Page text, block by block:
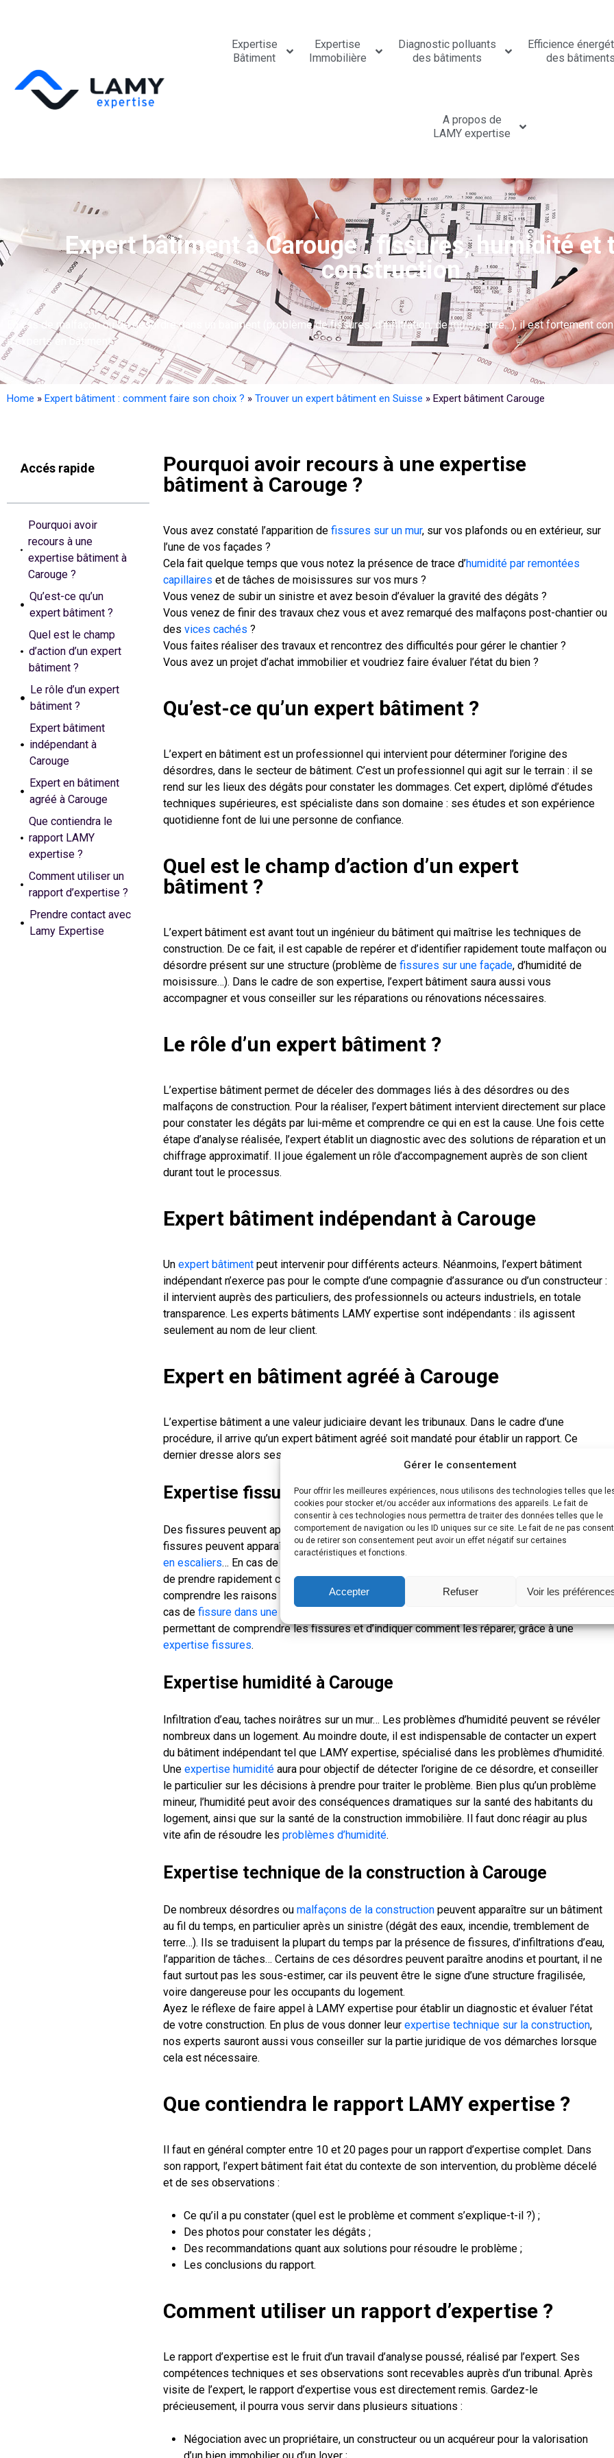
Gérer le consentement
Pour offrir les meilleures expériences, nous utilisons des technologies telles que
cookies pour stocker et/ou accéder aux informations des appareils. Le fait de
consentir à ces technologies nous permettra de traiter des données telles que le
comportement de navigation ou les ID uniques sur ce site. Le fait de ne pas
ou de retirer son consentement peut avoir un effet négatif sur certaines
caractéristiques et fonctions.
Accepter Refuser Voir les
Expertise
Bâtiment
Expertise
Immobilière
Diagnostic polluants
des bâtiments
Efficience
des
A propos de
LAMY expertise
Expert bâtiment à Carouge : fissures, humidité et
construction
En cas de malfaçon ou de désordre dans un bâtiment (problème de fissures, d’infiltration, de moisissure…), il est fortement
d’experts en bâtiment.
Home » Expert bâtiment : comment faire son choix ? » Trouver un expert bâtiment en Suisse » Expert bâtiment Carouge
Accés rapide
Pourquoi avoir
recours à une
expertise bâtiment à
Carouge ?
Qu’est-ce qu’un
expert bâtiment ?
Quel est le champ
d’action d’un expert
bâtiment ?
Le rôle d’un expert
bâtiment ?
Expert bâtiment
indépendant à
Carouge
Expert en bâtiment
agréé à Carouge
Que contiendra le
rapport LAMY
expertise ?
Comment utiliser un
rapport d’expertise ?
Prendre contact avec
Lamy Expertise
Pourquoi avoir recours à une expertise
bâtiment à Carouge ?
Vous avez constaté l’apparition de fissures sur un mur, sur vos plafonds ou en extérieur, sur
l’une de vos façades ?
Cela fait quelque temps que vous notez la présence de trace d’humidité par remontées
capillaires et de tâches de moisissures sur vos murs ?
Vous venez de subir un sinistre et avez besoin d’évaluer la gravité des dégâts ?
Vous venez de finir des travaux chez vous et avez remarqué des malfaçons post-chantier ou
des vices cachés ?
Vous faites réaliser des travaux et rencontrez des difficultés pour gérer le chantier ?
Vous avez un projet d’achat immobilier et voudriez faire évaluer l’état du bien ?
Qu’est-ce qu’un expert bâtiment ?
L’expert en bâtiment est un professionnel qui intervient pour déterminer l’origine des
désordres, dans le secteur de bâtiment. C’est un professionnel qui agit sur le terrain : il se
rend sur les lieux des dégâts pour constater les dommages. Cet expert, diplômé d’études
techniques supérieures, est spécialiste dans son domaine : ses études et son expérience
quotidienne font de lui une personne de confiance.
Quel est le champ d’action d’un expert
bâtiment ?
L’expert bâtiment est avant tout un ingénieur du bâtiment qui maîtrise les techniques de
construction. De ce fait, il est capable de repérer et d’identifier rapidement toute malfaçon ou
désordre présent sur une structure (problème de fissures sur une façade, d’humidité de
moisissure…). Dans le cadre de son expertise, l’expert bâtiment saura aussi vous
accompagner et vous conseiller sur les réparations ou rénovations nécessaires.
Le rôle d’un expert bâtiment ?
L’expertise bâtiment permet de déceler des dommages liés à des désordres ou des
malfaçons de construction. Pour la réaliser, l’expert bâtiment intervient directement sur place
pour constater les dégâts par lui-même et comprendre ce qui en est la cause. Une fois cette
étape d’analyse réalisée, l’expert établit un diagnostic avec des solutions de réparation et un
chiffrage approximatif. Il joue également un rôle d’accompagnement auprès de son client
durant tout le processus.
Expert bâtiment indépendant à Carouge
Un expert bâtiment peut intervenir pour différents acteurs. Néanmoins, l’expert bâtiment
indépendant n’exerce pas pour le compte d’une compagnie d’assurance ou d’un constructeur :
il intervient auprès des particuliers, des professionnels ou acteurs industriels, en totale
transparence. Les experts bâtiments LAMY expertise sont indépendants : ils agissent
seulement au nom de leur client.
Expert en bâtiment agréé à Carouge
L’expertise bâtiment a une valeur judiciaire devant les tribunaux. Dans le cadre d’une
procédure, il arrive qu’un expert bâtiment agréé soit mandaté pour établir un rapport. Ce
dernier dresse alors ses observations et ses conclusions avant de les restituer au tribunal.
Expertise fissure à Carouge
Des fissures peuvent apparaître sur les constructions immobilières. Différents types de
fissures peuvent apparaître : des fissures horizontales, des fissures verticales, des
en escaliers… En cas de fissures sur un mur, une façade ou de
de prendre rapidement contact avec un expert du bâtiment indépendant LAMY expertise pour
comprendre les raisons liées à l’apparition de fissures. L’expert du bâtiment est qualifié en
cas de fissure dans une maison
permettant de comprendre les fissures et d’indiquer comment les réparer, grâce à une
expertise fissures.
Expertise humidité à Carouge
Infiltration d’eau, taches noirâtres sur un mur… Les problèmes d’humidité peuvent se révéler
nombreux dans un logement. Au moindre doute, il est indispensable de contacter un expert
du bâtiment indépendant tel que LAMY expertise, spécialisé dans les problèmes d’humidité.
Une expertise humidité aura pour objectif de détecter l’origine de ce désordre, et conseiller
le particulier sur les décisions à prendre pour traiter le problème. Bien plus qu’un problème
mineur, l’humidité peut avoir des conséquences dramatiques sur la santé des habitants du
logement, ainsi que sur la santé de la construction immobilière. Il faut donc réagir au plus
vite afin de résoudre les problèmes d’humidité.
Expertise technique de la construction à Carouge
De nombreux désordres ou malfaçons de la construction peuvent apparaître sur un bâtiment
au fil du temps, en particulier après un sinistre (dégât des eaux, incendie, tremblement de
terre…). Ils se traduisent la plupart du temps par la présence de fissures, d’infiltrations d’eau,
l’apparition de tâches… Certains de ces désordres peuvent paraître anodins et pourtant, il ne
faut surtout pas les sous-estimer, car ils peuvent être le signe d’une structure fragilisée,
voire dangereuse pour les occupants du logement.
Ayez le réflexe de faire appel à LAMY expertise pour établir un diagnostic et évaluer l’état
de votre construction. En plus de vous donner leur expertise technique sur la construction,
nos experts sauront aussi vous conseiller sur la partie juridique de vos démarches lorsque
cela est nécessaire.
Que contiendra le rapport LAMY expertise ?
Il faut en général compter entre 10 et 20 pages pour un rapport d’expertise complet. Dans
son rapport, l’expert bâtiment fait état du contexte de son intervention, du problème décelé
et de ses observations :
Ce qu’il a pu constater (quel est le problème et comment s’explique-t-il ?) ;
Des photos pour constater les dégâts ;
Des recommandations quant aux solutions pour résoudre le problème ;
Les conclusions du rapport.
Comment utiliser un rapport d’expertise ?
Le rapport d’expertise est le fruit d’un travail d’analyse poussé, réalisé par l’expert. Ses
compétences techniques et ses observations sont recevables auprès d’un tribunal. Après
visite de l’expert, le rapport d’expertise vous est directement remis. Gardez-le
précieusement, il pourra vous servir dans plusieurs situations :
Négociation avec un propriétaire, un constructeur ou un acquéreur pour la valorisation